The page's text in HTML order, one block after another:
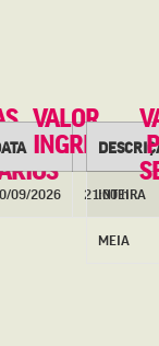
HORÁRIOS
09/2026 21:00 h
VALOR
INGRESSOS
INTEIRA
MEIA